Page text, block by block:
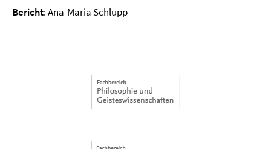
Bericht: Ana-Maria Schlupp